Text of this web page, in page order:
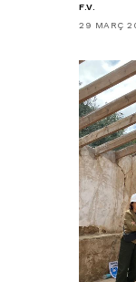
F.V.
29 MARÇ